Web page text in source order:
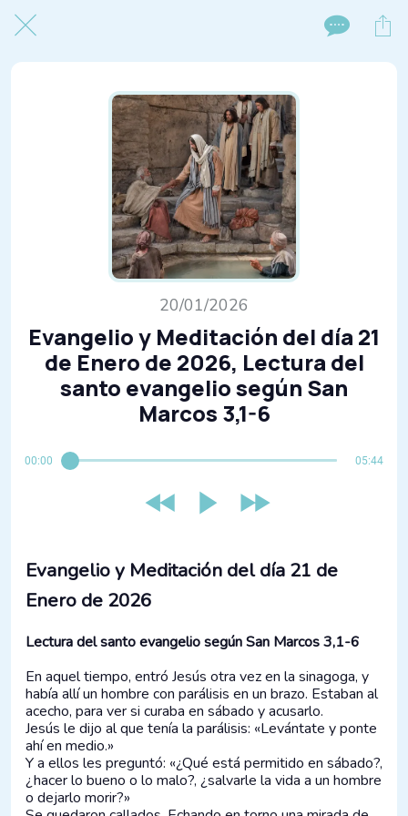
20/01/2026
Evangelio y Meditación del día 21
de Enero de 2026, Lectura del
santo evangelio según San
Marcos 3,1-6
00:00 05:44
Evangelio y Meditación del día 21 de
Enero de 2026
Lectura del santo evangelio según San Marcos 3,1-6
En aquel tiempo, entró Jesús otra vez en la sinagoga, y
había allí un hombre con parálisis en un brazo. Estaban al
acecho, para ver si curaba en sábado y acusarlo.
Jesús le dijo al que tenía la parálisis: «Levántate y ponte
ahí en medio.»
Y a ellos les preguntó: «¿Qué está permitido en sábado?,
¿hacer lo bueno o lo malo?, ¿salvarle la vida a un hombre
o dejarlo morir?»